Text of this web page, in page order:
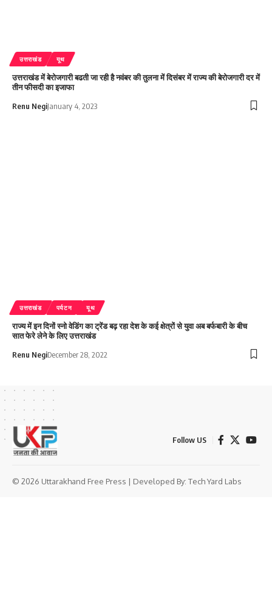
उत्तराखंड यूथ
उत्तराखंड में बेरोजगारी बढती जा रही है नवंबर की तुलना में दिसंबर में राज्य की बेरोजगारी दर में
तीन फीसदी का इजाफा
Renu NegiJanuary 4, 2023
उत्तराखंड पर्यटन यूथ
राज्य में इन दिनों स्नो वेडिंग का ट्रेंड बढ़ रहा देश के कई क्षेत्रों से युवा अब बर्फबारी के बीच
सात फेरे लेने के लिए उत्तराखंड
Renu NegiDecember 28, 2022
Follow US
© 2026 Uttarakhand Free Press | Developed By: Tech Yard Labs